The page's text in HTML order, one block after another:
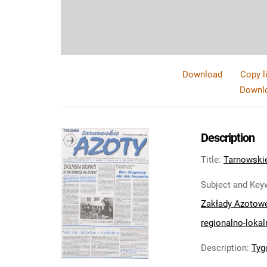
Download
Copy
Description
Title:
Subject and
Zakłady
regionalno-
Description: